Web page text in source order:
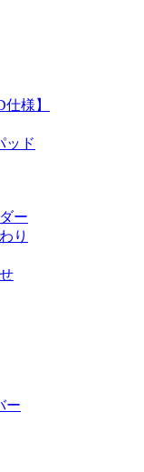
様】
ッド
ー
り
ー